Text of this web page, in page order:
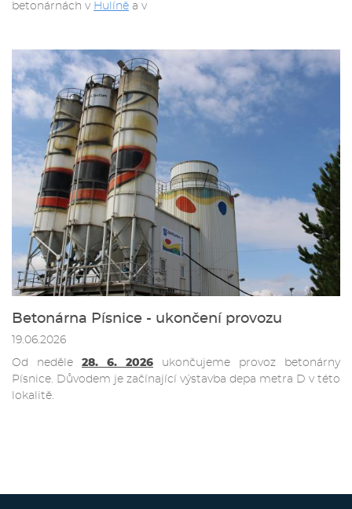
betonárnách v Hulíně a v
Betonárna Písnice - ukončení provozu
19.06.2026
Od neděle 28. 6. 2026 ukončujeme provoz betonárny
Písnice. Důvodem je začínající výstavba depa metra D v této
lokalitě.